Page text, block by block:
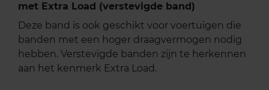
met Extra Load (verstevigde band)
Deze band is ook geschikt voor voertuigen die
banden met een hoger draagvermogen nodig
hebben. Verstevigde banden zijn te herkennen
aan het kenmerk Extra Load.